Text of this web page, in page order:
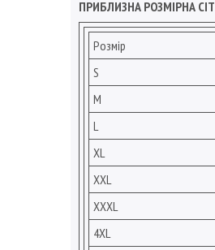
ПРИБЛИЗНА РОЗМІРНА
Розмір
S
M
L
XL
XXL
XXXL
4XL